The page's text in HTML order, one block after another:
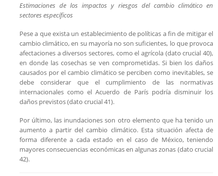
Estimaciones de los impactos y riesgos del cambio climático en
sectores específicos
Pese a que exista un establecimiento de políticas a fin de mitigar el
cambio climático, en su mayoría no son suficientes, lo que provoca
afectaciones a diversos sectores, como el agrícola (dato crucial 40),
en donde las cosechas se ven comprometidas. Si bien los daños
causados por el cambio climático se perciben como inevitables, se
debe considerar que el cumplimiento de las normativas
internacionales como el Acuerdo de París podría disminuir los
daños previstos (dato crucial 41).
Por último, las inundaciones son otro elemento que ha tenido un
aumento a partir del cambio climático. Esta situación afecta de
forma diferente a cada estado en el caso de México, teniendo
mayores consecuencias económicas en algunas zonas (dato crucial
42).